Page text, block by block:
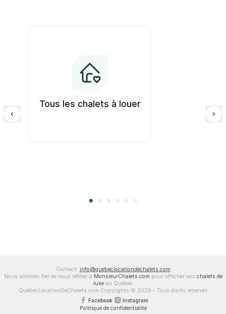
Tous les chalets à louer
Contact: info@quebeclocationdechalets.com
Nous sommes fier de vous référer à MonsieurChalets.com pour afficher vos chalets de
luxeau Québec
QuebecLocationDeChalets.com Copyrights © 2026 - Tous droits réservés
Facebook
Instagram
Politique de confidentialité